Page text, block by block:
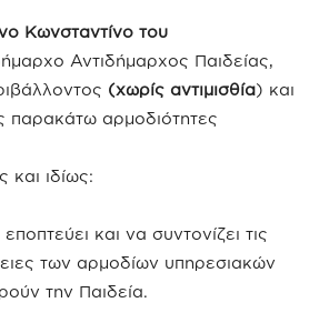
Κωνσταντίνο του
Αντιδήμαρχος Παιδείας,
(χωρίς αντιμισθία) και
παρακάτω αρμοδιότητες
και ιδίως:
και να συντονίζει τις
των αρμοδίων υπηρεσιακών
την Παιδεία.